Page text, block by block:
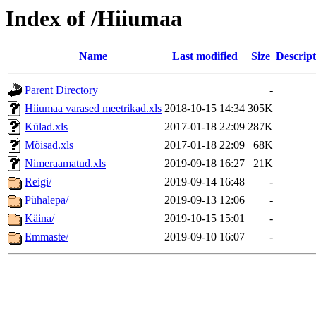
Index of /Hiiumaa
Name Last modified Size
Parent Directory
-
Hiiumaa varased meetrikad.xls 2018-10-15 14:34 305K
Külad.xls
2017-01-18 22:09 287K
Mõisad.xls
2017-01-18 22:09
68K
Nimeraamatud.xls
2019-09-18 16:27
21K
Reigi/
2019-09-14 16:48
-
Pühalepa/
2019-09-13 12:06
-
Käina/
2019-10-15 15:01
-
Emmaste/
2019-09-10 16:07 -